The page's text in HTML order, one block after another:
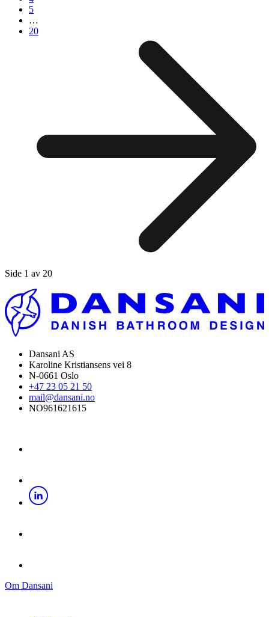
5
…
20
Side 1 av 20
Dansani AS
Karoline Kristiansens vei 8
N-0661 Oslo
+47 23 05 21 50
mail@dansani.no
NO961621615
Om Dansani